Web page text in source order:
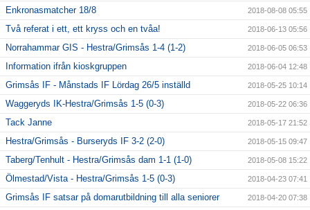
Enkronasmatcher 18/8 2018-08-08 05:55
Två referat i ett, ett kryss och en tvåa! 2018-06-13 05:56
Norrahammar GIS - Hestra/Grimsås 1-4 (1-2) 2018-06-05 06:53
Information ifrån kioskgruppen 2018-06-04 12:48
Grimsås IF - Månstads IF Lördag 26/5 inställd 2018-05-25 10:14
Waggeryds IK-Hestra/Grimsås 1-5 (0-3) 2018-05-22 06:36
Tack Janne 2018-05-17 21:52
Hestra/Grimsås - Burseryds IF 3-2 (2-0) 2018-05-15 09:47
Taberg/Tenhult - Hestra/Grimsås dam 1-1 (1-0) 2018-05-08 15:22
Ölmestad/Vista - Hestra/Grimsås 1-5 (0-3) 2018-04-23 07:41
Grimsås IF satsar på domarutbildning till alla seniorer 2018-04-20 07:38